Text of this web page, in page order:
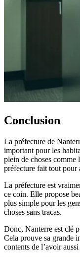
Conclusion
La préfecture de
important pour les
plein de choses comme
préfecture fait tout pour
La préfecture est
ce coin. Elle propose
plus simple pour les
choses sans tracas.
Donc, Nanterre est clé
Cela prouve sa grande
contents de l’avoir